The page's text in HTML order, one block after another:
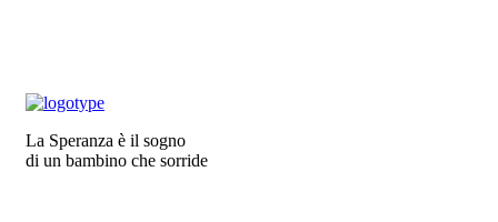
La Speranza è il sogno
di un bambino che sorride